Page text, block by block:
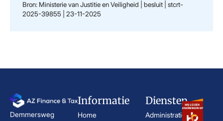
Bron: Ministerie van Justitie en Veiligheid | besluit | stcrt-
2025-39855 | 23-11-2025
Demmersweg
Informatie
Home
Diensten
Administratie